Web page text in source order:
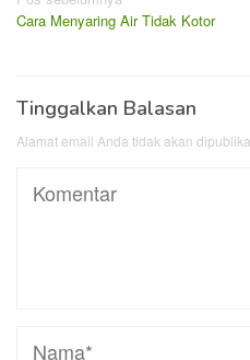
pos
Cara Menyaring Air Tidak Kotor
Tinggalkan Balasan
Alamat email Anda tidak akan